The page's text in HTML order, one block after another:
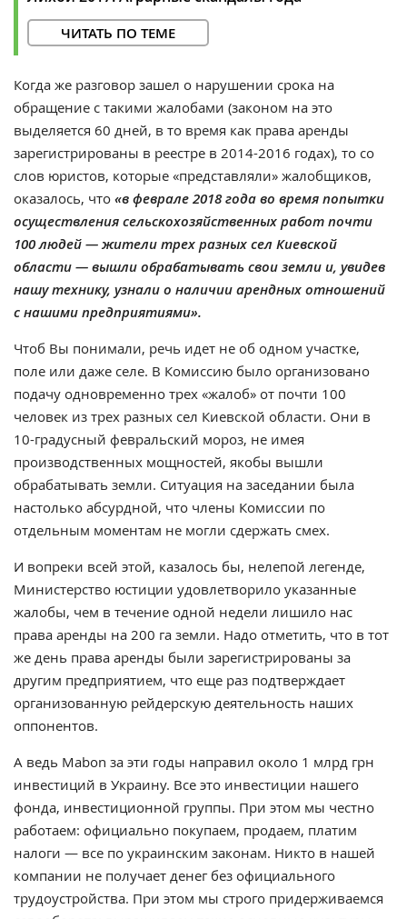
ЧИТАТЬ ПО ТЕМЕ
Когда же разговор зашел о нарушении срока на
обращение с такими жалобами (законом на это
выделяется 60 дней, в то время как права аренды
зарегистрированы в реестре в 2014-2016 годах), то со
слов юристов, которые «представляли» жалобщиков,
оказалось, что «в феврале 2018 года во время попытки
осуществления сельскохозяйственных работ почти
100 людей — жители трех разных сел Киевской
области — вышли обрабатывать свои земли и, увидев
нашу технику, узнали о наличии арендных отношений
с нашими предприятиями».
Чтоб Вы понимали, речь идет не об одном участке,
поле или даже селе. В Комиссию было организовано
подачу одновременно трех «жалоб» от почти 100
человек из трех разных сел Киевской области. Они в
10-градусный февральский мороз, не имея
производственных мощностей, якобы вышли
обрабатывать земли. Ситуация на заседании была
настолько абсурдной, что члены Комиссии по
отдельным моментам не могли сдержать смех.
И вопреки всей этой, казалось бы, нелепой легенде,
Министерство юстиции удовлетворило указанные
жалобы, чем в течение одной недели лишило нас
права аренды на 200 га земли. Надо отметить, что в тот
же день права аренды были зарегистрированы за
другим предприятием, что еще раз подтверждает
организованную рейдерскую деятельность наших
оппонентов.
А ведь Mabon за эти годы направил около 1 млрд грн
инвестиций в Украину. Все это инвестиции нашего
фонда, инвестиционной группы. При этом мы честно
работаем: официально покупаем, продаем, платим
налоги — все по украинским законам. Никто в нашей
компании не получает денег без официального
трудоустройства. При этом мы строго придерживаемся